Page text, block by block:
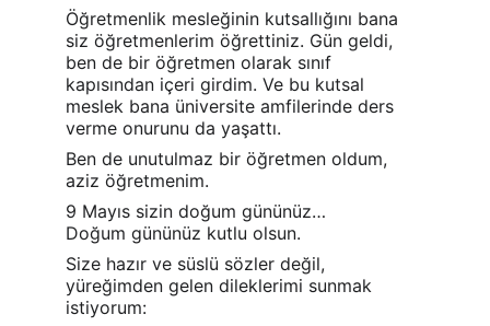
Öğretmenlik mesleğinin kutsallığını bana
siz öğretmenlerim öğrettiniz. Gün geldi,
ben de bir öğretmen olarak sınıf
kapısından içeri girdim. Ve bu kutsal
meslek bana üniversite amfilerinde ders
verme onurunu da yaşattı.
Ben de unutulmaz bir öğretmen oldum,
aziz öğretmenim.
9 Mayıs sizin doğum gününüz…
Doğum gününüz kutlu olsun.
Size hazır ve süslü sözler değil,
yüreğimden gelen dileklerimi sunmak
istiyorum: